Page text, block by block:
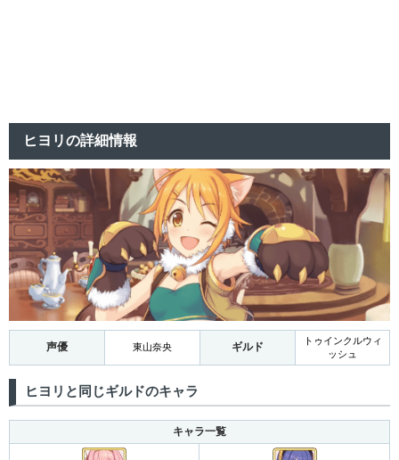
ヒヨリの詳細情報
声優 東山奈央 ギルド
トゥインクルウィ
ッシュ
ヒヨリと同じギルドのキャラ
キャラ一覧